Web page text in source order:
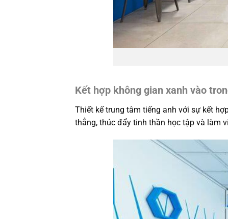
Kết hợp không gian xanh vào
Thiết kế trung tâm tiếng anh với sự kết
thẳng, thúc đẩy tinh thần học tập và làm